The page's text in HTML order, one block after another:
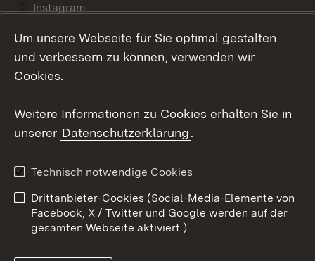
Instagram
Social Wall
Barrierefreiheit
Benutzungshinweise
Impressum
Cookies
Um unsere Webseite für Sie optimal gestalten
und verbessern zu können, verwenden wir
Cookies.
Weitere Informationen zu Cookies erhalten Sie in
unserer Datenschutzerklärung.
Technisch notwendige Cookies
Drittanbieter-Cookies (Social-Media-Elemente von
Facebook, X / Twitter und Google werden auf der
gesamten Webseite aktiviert.)